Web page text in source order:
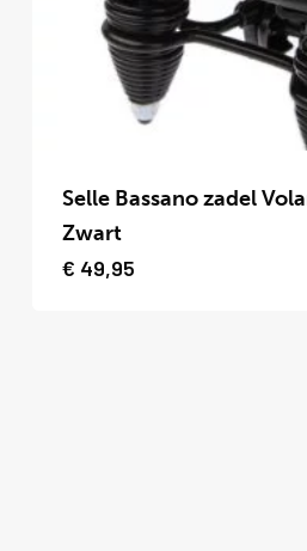
worden
productpagina
Selle Bassano zadel
Zwart
€ 49,95